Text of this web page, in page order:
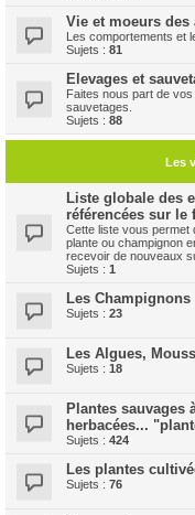
Vie et moeurs des
Les comportements et
Sujets : 81
Elevages et
Faites nous part de
sauvetages.
Sujets : 88
Les
Liste globale des
référencées sur le
Cette liste vous permet
plante ou champignon
recevoir de nouveaux
Sujets : 1
Les Champignons
Sujets : 23
Les Algues,
Sujets : 18
Plantes sauvages
herbacées...
Sujets : 424
Les plantes
Sujets : 76